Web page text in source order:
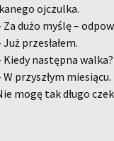
oj­czul­ka.
Za dużo myślę –
Już prze­sła­łem.
Kiedy na­stęp­na walka?
W przy­szłym mie­sią­cu.
mogę tak długo